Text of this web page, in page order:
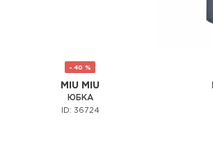
- 40 %
MIU MIU
ЮБКА
ID: 36724